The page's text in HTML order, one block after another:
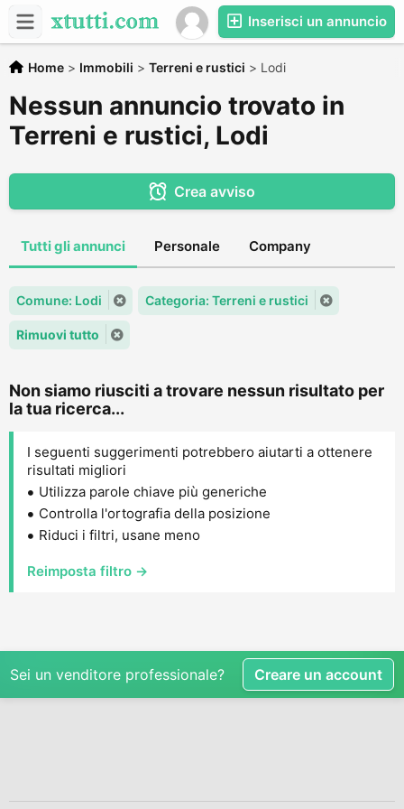
Inserisci un annuncio
Home > Immobili > Terreni e rustici > Lodi
Nessun annuncio trovato in
Terreni e rustici, Lodi
Crea avviso
Tutti gli annunci Personale Company
Comune: Lodi Categoria: Terreni e rustici
Rimuovi tutto
Non siamo riusciti a trovare nessun risultato per
la tua ricerca...
I seguenti suggerimenti potrebbero aiutarti a ottenere
risultati migliori
Utilizza parole chiave più generiche
Controlla l'ortografia della posizione
Riduci i filtri, usane meno
Reimposta filtro →
Sei un venditore professionale? Creare un account